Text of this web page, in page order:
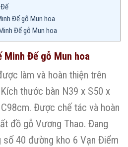
Đế
Đế gỗ Mun hoa
Đế gỗ Mun hoa
Đế gỗ Mun hoa
làm và hoàn thiện trên
thước bàn N39 x S50 x
Được chế tác và hoàn
đồ gỗ Vương Thao. Đang
số 40 đường kho 6 Vạn Điểm